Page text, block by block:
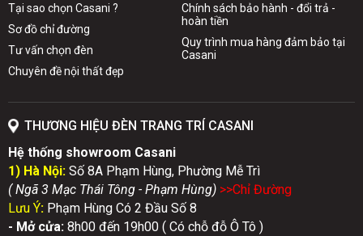
Tại sao chọn Casani ?
Sơ đồ chỉ đường
Tư vấn chọn đèn
Chuyên đề nội thất đẹp
Chính sách bảo hành - đổi trả -
hoàn tiền
Quy trình mua hàng đảm bảo tại
Casani
THƯƠNG HIỆU ĐÈN TRANG TRÍ CASANI
Hệ thống showroom Casani
1) Hà Nội: Số 8A Phạm Hùng, Phường Mễ Trì
( Ngã 3 Mạc Thái Tông - Phạm Hùng) >>Chỉ Đường
Lưu Ý: Phạm Hùng Có 2 Đầu Số 8
- Mở cửa: 8h00 đến 19h00 ( Có chỗ đỗ Ô Tô )